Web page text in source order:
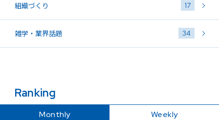
組織づくり 17
雑学・業界話題 34
Ranking
Monthly Weekly